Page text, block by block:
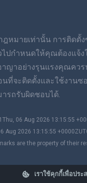
เราใช้คุกกี้เพื่อปร
หมายเท่านั้น การติด
กำหนดให้คุณต้องแจ้
าญาอย่างรุนแรงคุณค
จะติดตั้งและใช้งาน
รถรับผิดชอบได้.
06 Aug 2026 13:15:55
Aug 2026 13:15:55
are the property of their